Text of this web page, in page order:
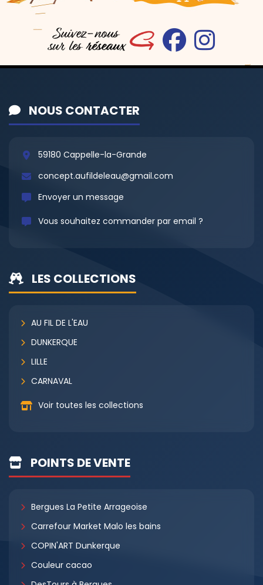
NOUS CONTACTER
59180 Cappelle-la-Grande
concept.aufildeleau@gmail.com
Envoyer un message
Vous souhaitez commander par email ?
LES COLLECTIONS
AU FIL DE L'EAU
DUNKERQUE
LILLE
CARNAVAL
Voir toutes les collections
POINTS DE VENTE
Bergues La Petite Arrageoise
Carrefour Market Malo les bains
COPIN'ART Dunkerque
Couleur cacao